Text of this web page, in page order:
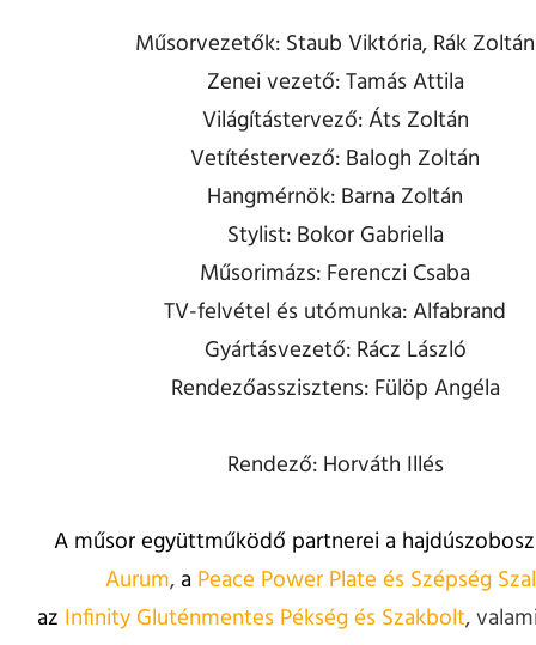
Műsorvezetők: Staub Viktória, Rák Zoltán
Zenei vezető: Tamás Attila
Világítástervező: Áts Zoltán
Vetítéstervező: Balogh Zoltán
Hangmérnök: Barna Zoltán
Stylist: Bokor Gabriella
Műsorimázs: Ferenczi Csaba
TV-felvétel és utómunka: Alfabrand
Gyártásvezető: Rácz László
Rendezőasszisztens: Fülöp Angéla
Rendező: Horváth Illés
A műsor együttműködő partnerei a
Aurum,a Peace Power Plate és Szépség
az Infinity Gluténmentes Pékség és Szakbolt,